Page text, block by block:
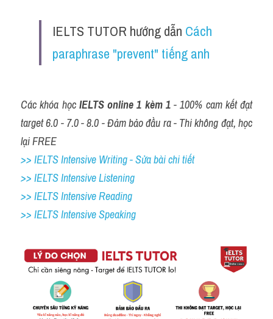
IELTS TUTOR hướng dẫn Cách
paraphrase "prevent" tiếng anh
Các khóa học IELTS online 1 kèm 1 - 100% cam kết đạt
target 6.0 - 7.0 - 8.0 - Đảm bảo đầu ra - Thi không đạt, học
lại FREE
>> IELTS Intensive Writing - Sửa bài chi tiết
>> IELTS Intensive Listening
>> IELTS Intensive Reading
>> IELTS Intensive Speaking